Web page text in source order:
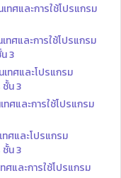
ศและการใช้โปรแกรม
ศและการใช้โปรแกรม
3
ทศและโปรแกรม
น 3
ศและการใช้โปรแกรม
ศและโปรแกรม
น 3
และการใช้โปรแกรม